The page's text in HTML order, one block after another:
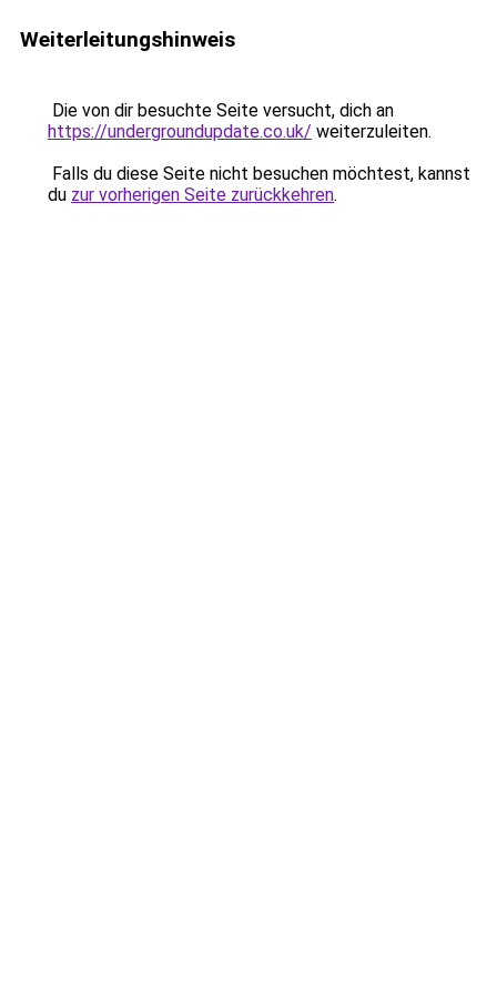
Weiterleitungshinweis
Die von dir besuchte Seite versucht, dich an
https://undergroundupdate.co.uk/ weiterzuleiten.
Falls du diese Seite nicht besuchen möchtest, kannst
du zur vorherigen Seite zurückkehren.